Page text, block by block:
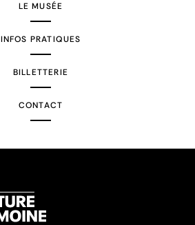
LE MUSÉE
INFOS PRATIQUES
BILLETTERIE
CONTACT